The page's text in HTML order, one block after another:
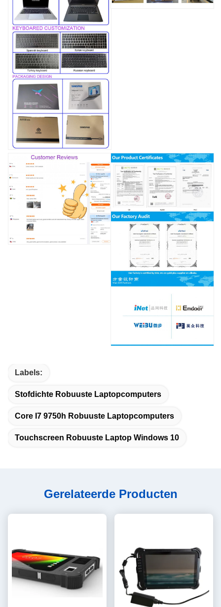
Labels:
Stofdichte Robuuste Laptopcomputers
Core I7 9750h Robuuste Laptopcomputers
Touchscreen Robuuste Laptop Windows 10
Gerelateerde Producten